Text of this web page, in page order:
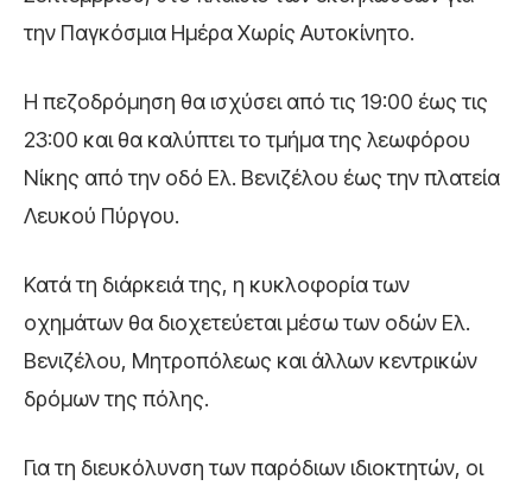
την Παγκόσμια Ημέρα Χωρίς Αυτοκίνητο.
Η πεζοδρόμηση θα ισχύσει από τις 19:00 έως τις
23:00 και θα καλύπτει το τμήμα της λεωφόρου
Νίκης από την οδό Ελ. Βενιζέλου έως την πλατεία
Λευκού Πύργου.
Κατά τη διάρκειά της, η κυκλοφορία των
οχημάτων θα διοχετεύεται μέσω των οδών Ελ.
Βενιζέλου, Μητροπόλεως και άλλων κεντρικών
δρόμων της πόλης.
Για τη διευκόλυνση των παρόδιων ιδιοκτητών, οι